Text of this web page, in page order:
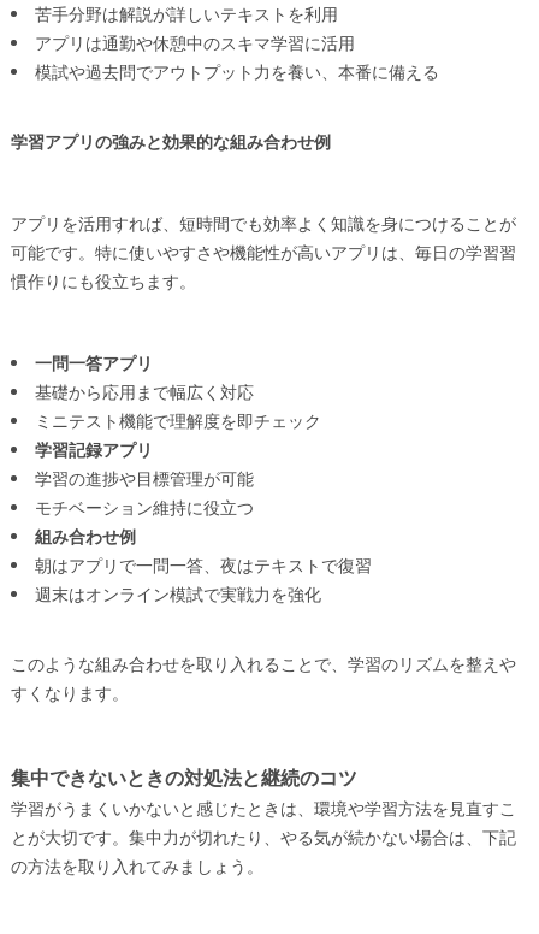
苦手分野は解説が詳しいテキストを利用
アプリは通勤や休憩中のスキマ学習に活用
模試や過去問でアウトプット力を養い、本番に備える
学習アプリの強みと効果的な組み合わせ例
アプリを活用すれば、短時間でも効率よく知識を身につけることが
可能です。特に使いやすさや機能性が高いアプリは、毎日の学習習
慣作りにも役立ちます。
一問一答アプリ
基礎から応用まで幅広く対応
ミニテスト機能で理解度を即チェック
学習記録アプリ
学習の進捗や目標管理が可能
モチベーション維持に役立つ
組み合わせ例
朝はアプリで一問一答、夜はテキストで復習
週末はオンライン模試で実戦力を強化
このような組み合わせを取り入れることで、学習のリズムを整えや
すくなります。
集中できないときの対処法と継続のコツ
学習がうまくいかないと感じたときは、環境や学習方法を見直すこ
とが大切です。集中力が切れたり、やる気が続かない場合は、下記
の方法を取り入れてみましょう。